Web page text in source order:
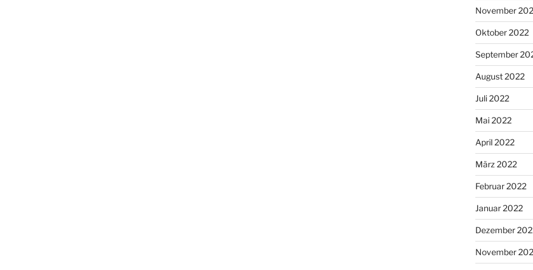
November
Oktober 2022
September
August 2022
Juli 2022
Mai 2022
April 2022
März 2022
Februar 2022
Januar 2022
Dezember
November